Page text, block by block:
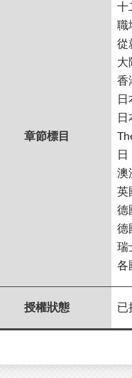
章節標目
十
職
從
大
香
日
澳
英
德
德
瑞
各
授權狀態 已